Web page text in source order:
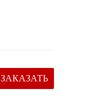
ЗАКАЗАТЬ